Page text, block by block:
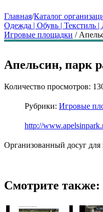
Главная/Каталог
Одежда | Обувь | Текстиль |
Игровые площадки /
Апельсин, парк
Количество просмотров:
Рубрики: Игровые
http://
Организованный досуг для
Смотрите также: